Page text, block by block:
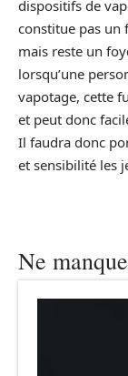
dispositifs de
constitue pas un
mais reste un
lorsqu’une
vapotage, cette
et peut donc
Il faudra donc
et sensibilité les
Ne